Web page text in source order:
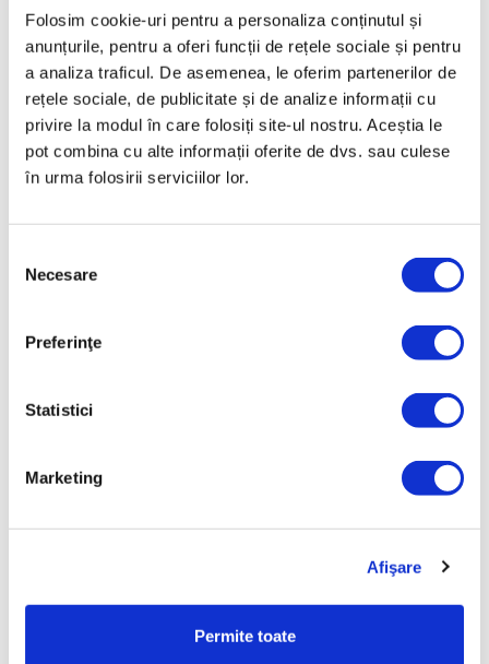
Folosim cookie-uri pentru a personaliza conținutul și
anunțurile, pentru a oferi funcții de rețele sociale și pentru
a analiza traficul. De asemenea, le oferim partenerilor de
rețele sociale, de publicitate și de analize informații cu
privire la modul în care folosiți site-ul nostru. Aceștia le
pot combina cu alte informații oferite de dvs. sau culese
în urma folosirii serviciilor lor.
consimțământului
Necesare
Preferinţe
Statistici
Marketing
Afişare
Permite toate
• Marginea ascuțită
• Mânere antibacteriene proiectate ergonomic
• Rezistență ridicată la coroziune
• Curățare și întreținere ușoară
• Utilizare profesională și acasă
Dimensiunea lamei: 15 cm
KP-011
CUȚIT UNIVERSAL - PROFESSIONAL
GREUTATE BRUTĂ [KG]
GREUTATE NETĂ [KG]